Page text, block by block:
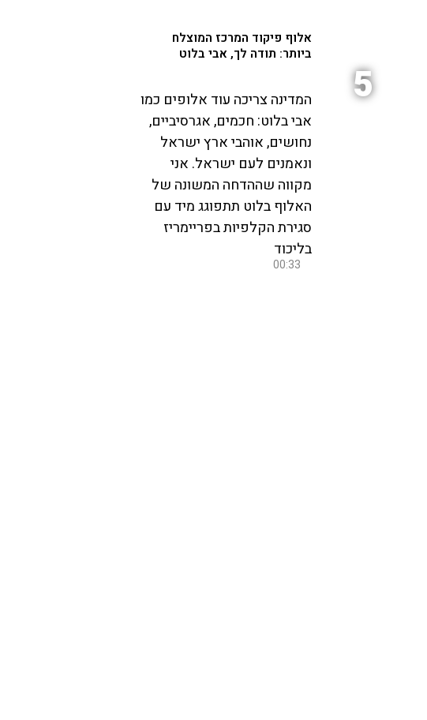
5
אלוף פיקוד המרכז המוצלח
ביותר: תודה לך, אבי בלוט
המדינה צריכה עוד אלופים כמו
אבי בלוט: חכמים, אגרסיביים,
נחושים, אוהבי ארץ ישראל
ונאמנים לעם ישראל. אני
מקווה שההדחה המשונה של
האלוף בלוט תתפוגג מיד עם
סגירת הקלפיות בפריימריז
בליכוד
00:33